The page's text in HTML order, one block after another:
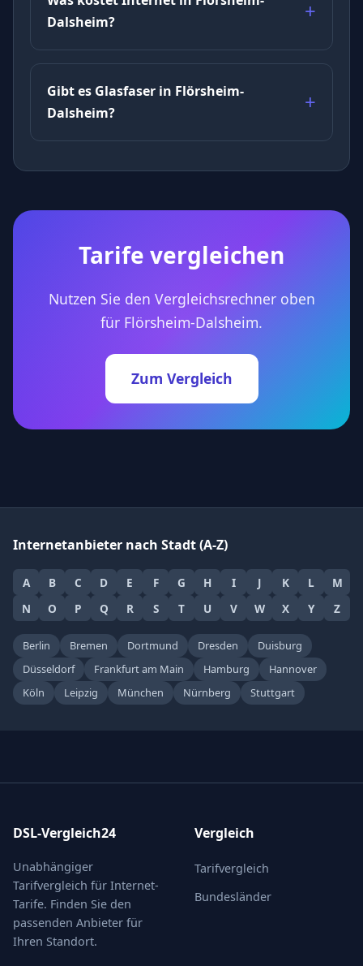
Dalsheim?
Gibt es Glasfaser in Flörsheim-
Dalsheim?
Tarife vergleichen
Nutzen Sie den Vergleichsrechner oben
für Flörsheim-Dalsheim.
Zum Vergleich
Internetanbieter nach Stadt (A-Z)
A B C D E F G H I J K L
M
N
O P Q R S T U V W X Y Z
Berlin Bremen Dortmund Dresden
Duisburg
Düsseldorf
Frankfurt am Main Hamburg
Hannover
Köln
Leipzig München Nürnberg Stuttgart
DSL-Vergleich24
Unabhängiger
Tarifvergleich für Internet-
Tarife. Finden Sie den
passenden Anbieter für
Ihren Standort.
Vergleich
Tarifvergleich
Bundesländer